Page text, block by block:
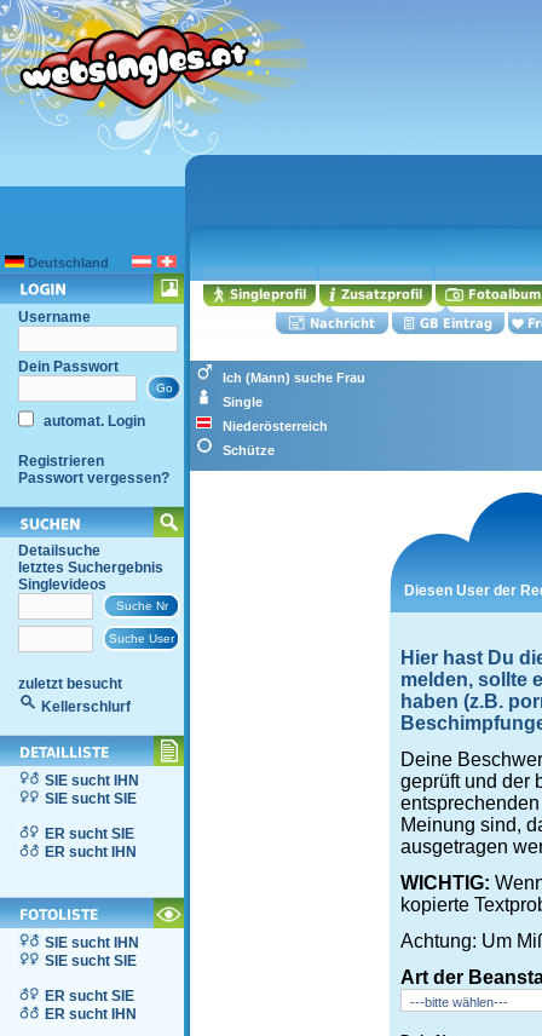
Deutschland
Username
Dein Passwort
automat. Login
Registrieren
Passwort vergessen?
Detailsuche
letztes Suchergebnis
Singlevideos
zuletzt besucht
Kellerschlurf
SIE sucht IHN
SIE sucht SIE
ER sucht SIE
ER sucht IHN
SIE sucht IHN
SIE sucht SIE
ER sucht SIE
ER sucht IHN
Ich (Mann) suche Frau
Single
Niederösterreich
Schütze
Diesen User der
Hier hast Du
melden, sollte
haben (z.B.
Deine
geprüft und der
Meinung sind,
ausgetragen
WICHTIG:
kopierte
Achtung: Um
Art der